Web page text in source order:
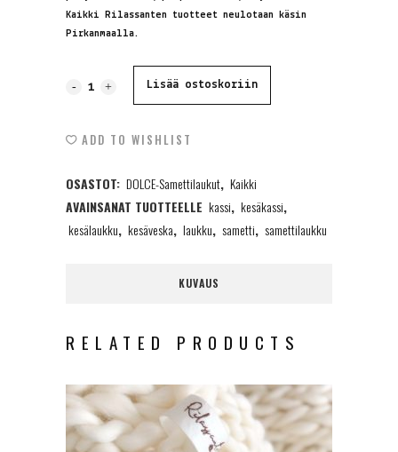
Kaikki Rilassanten tuotteet neulotaan käsin
Pirkanmaalla.
Samettilaukku,
quantity
Lisää ostoskoriin
ADD TO WISHLIST
OSASTOT: DOLCE-Samettilaukut, Kaikki
AVAINSANAT TUOTTEELLE kassi, kesäkassi,
kesälaukku, kesäveska, laukku, sametti, samettilaukku
KUVAUS
RELATED PRODUCTS